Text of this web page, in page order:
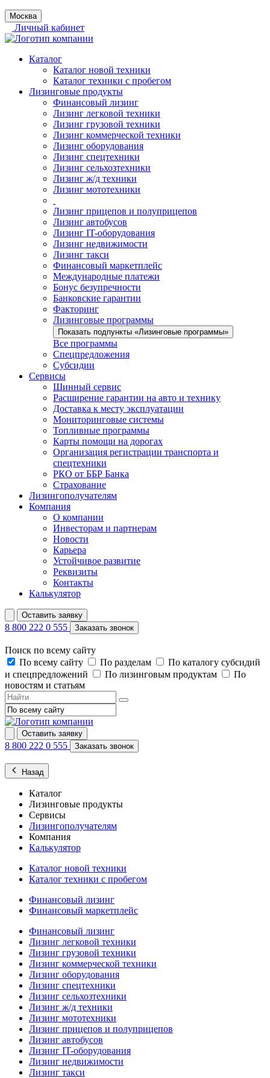
Москва
Личный кабинет
Каталог
Каталог новой техники
Каталог техники с пробегом
Лизинговые продукты
Финансовый лизинг
Лизинг легковой техники
Лизинг грузовой техники
Лизинг коммерческой техники
Лизинг оборудования
Лизинг спецтехники
Лизинг сельхозтехники
Лизинг ж/д техники
Лизинг мототехники
Лизинг прицепов и полуприцепов
Лизинг автобусов
Лизинг IT-оборудования
Лизинг недвижимости
Лизинг такси
Финансовый маркетплейс
Международные платежи
Бонус безупречности
Банковские гарантии
Факторинг
Лизинговые программы
Показать подпункты «Лизинговые программы»
Все программы
Спецпредложения
Субсидии
Сервисы
Шинный сервис
Расширение гарантии на авто и технику
Доставка к месту эксплуатации
Мониторинговые системы
Топливные программы
Карты помощи на дорогах
Организация регистрации транспорта и
спецтехники
РКО от ББР Банка
Страхование
Лизингополучателям
Компания
О компании
Инвесторам и партнерам
Новости
Карьера
Устойчивое развитие
Реквизиты
Контакты
Калькулятор
Оставить заявку
8 800 222 0 555 Заказать звонок
Поиск по всему сайту
По всему сайту
По разделам
По каталогу субсидий
и спецпредложений
По лизинговым продуктам
По
новостям и статьям
Оставить заявку
8 800 222 0 555 Заказать звонок
Назад
Каталог
Лизинговые продукты
Сервисы
Лизингополучателям
Компания
Калькулятор
Каталог новой техники
Каталог техники с пробегом
Финансовый лизинг
Финансовый маркетплейс
Финансовый лизинг
Лизинг легковой техники
Лизинг грузовой техники
Лизинг коммерческой техники
Лизинг оборудования
Лизинг спецтехники
Лизинг сельхозтехники
Лизинг ж/д техники
Лизинг мототехники
Лизинг прицепов и полуприцепов
Лизинг автобусов
Лизинг IT-оборудования
Лизинг недвижимости
Лизинг такси